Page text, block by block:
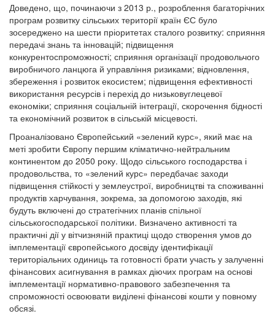
Доведено, що, починаючи з 2013 р., розроблення багаторічних
програм розвитку сільських території країн ЄС було
зосереджено на шести пріоритетах сталого розвитку: сприяння
передачі знань та інновацій; підвищення
конкурентоспроможності; сприяння організації продовольчого
виробничого ланцюга й управління ризиками; відновлення,
збереження і розвиток екосистем; підвищення ефективності
використання ресурсів і перехід до низьковуглецевої
економіки; сприяння соціальній інтеграції, скорочення бідності
та економічний розвиток в сільській місцевості.
Проаналізовано Європейський «зелений курс», який має на
меті зробити Європу першим кліматично-нейтральним
континентом до 2050 року. Щодо сільського господарства і
продовольства, то «зелений курс» передбачає заходи
підвищення стійкості у землеустрої, виробництві та споживанні
продуктів харчування, зокрема, за допомогою заходів, які
будуть включені до стратегічних планів спільної
сільськогосподарської політики. Визначено активності та
практичні дії у вітчизняній практиці щодо створення умов до
імплементації європейського досвіду ідентифікації
територіальних одиниць та готовності брати участь у залученні
фінансових асигнування в рамках діючих програм на основі
імплементації нормативно-правового забезпечення та
спроможності освоювати виділені фінансові кошти у повному
обсязі.